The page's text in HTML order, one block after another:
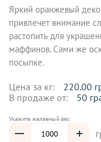
Яркий оранжевый
привлечет внимание
растопить для
маффинов. Сами же
посыпке.
Цена за кг:
220.00
В продаже от:
50
Укажите желаемый вес